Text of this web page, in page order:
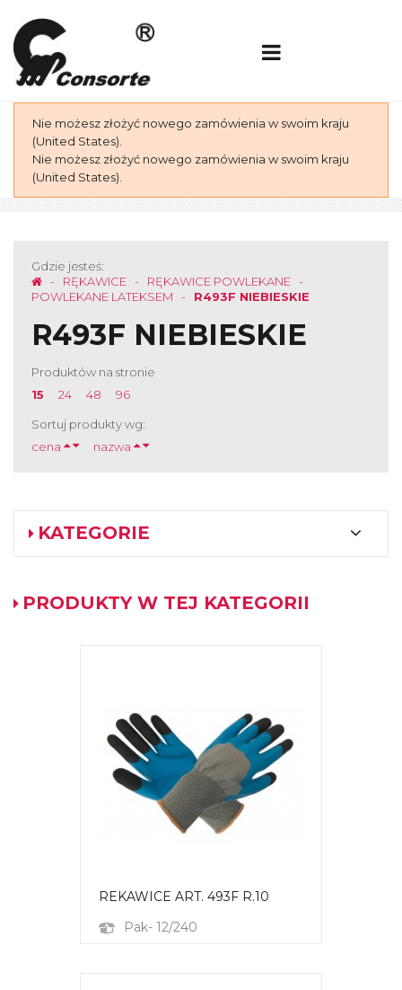
Nie możesz złożyć nowego zamówienia w swoim kraju
(United States).
Nie możesz złożyć nowego zamówienia w swoim kraju
(United States).
Gdzie jesteś:
RĘKAWICE
RĘKAWICE POWLEKANE
POWLEKANE LATEKSEM
R493F NIEBIESKIE
R493F NIEBIESKIE
Produktów na stronie
15
24 48 96
Sortuj produkty wg:
cena
nazwa
KATEGORIE
PRODUKTY W TEJ KATEGORII
REKAWICE ART. 493F R.10
Pak- 12/240